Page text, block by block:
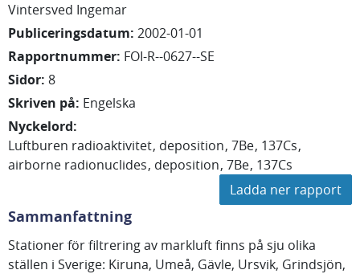
Vintersved Ingemar
Publiceringsdatum: 2002-01-01
Rapportnummer: FOI-R--0627--SE
Sidor: 8
Skriven på: Engelska
Nyckelord:
Luftburen radioaktivitet deposition 7Be 137Cs
airborne radionuclides deposition 7Be 137Cs
Ladda ner rapport
Sammanfattning
Stationer för filtrering av markluft finns på sju olika
ställen i Sverige: Kiruna, Umeå, Gävle, Ursvik, Grindsjön,